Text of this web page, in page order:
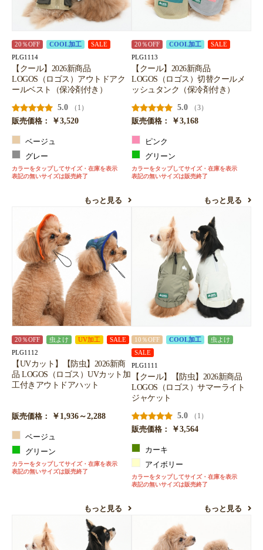
20％OFF COOL加工 SALE
PLG1114
【クール】2026新商品
LOGOS（ロゴス）アウトドアク
ールベスト（保冷剤付き）
5.0
（1）
販売価格：
￥3,520
ベージュ
グレー
カラーをタップしてサイズ・在庫を表示
表記の無いサイズは販売終了
もっと見る
20％OFF COOL加工 SALE
PLG1113
【クール】2026新商品
LOGOS（ロゴス）切替クールメ
ッシュタンク（保冷剤付き）
5.0
（3）
販売価格：
￥3,168
ピンク
グリーン
カラーをタップしてサイズ・在庫を表示
表記の無いサイズは販売終了
もっと見る
20％OFF 虫よけ UV加工 SALE
PLG1112
【UVカット】【防虫】2026新商
品 LOGOS（ロゴス）UVカット加
工付きアウトドアハット
販売価格： ￥1,936～2,288
ベージュ
グリーン
カラーをタップしてサイズ・在庫を表示
表記の無いサイズは販売終了
もっと見る
10％OFF COOL加工
虫よけ
SALE
PLG1111
【クール】【防虫】2026新商品
LOGOS（ロゴス）サマーライト
ジャケット
5.0
（1）
販売価格：
￥3,564
カーキ
アイボリー
カラーをタップしてサイズ・在庫を表示
表記の無いサイズは販売終了
もっと見る